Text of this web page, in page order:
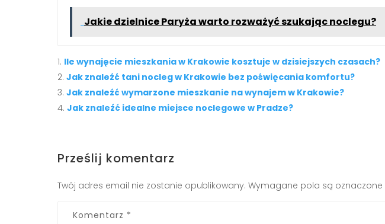
Jakie dzielnice Paryża warto rozważyć szukając noclegu?
Ile wynajęcie mieszkania w Krakowie kosztuje w dzisiejszych czasach?
Jak znaleźć tani nocleg w Krakowie bez poświęcania komfortu?
Jak znaleźć wymarzone mieszkanie na wynajem w Krakowie?
Jak znaleźć idealne miejsce noclegowe w Pradze?
Prześlij komentarz
Twój adres email nie zostanie opublikowany. Wymagane pola są oznaczone